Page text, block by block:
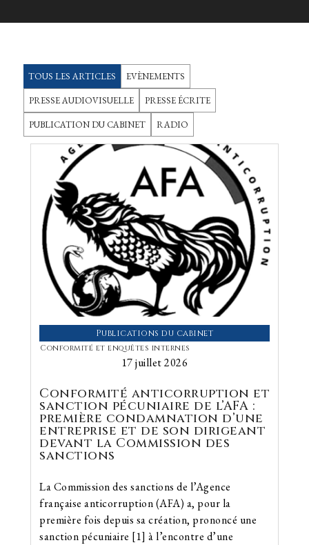
TOUS LES ARTICLES EVÈNEMENTS
PRESSE AUDIOVISUELLE PRESSE ÉCRITE
PUBLICATION DU CABINET RADIO
Publications du cabinet
Conformité et enquêtes internes
17 juillet 2026
Conformité anticorruption et
sanction pécuniaire de l’AFA :
première condamnation d’une
entreprise et de son dirigeant
devant la Commission des
sanctions
La Commission des sanctions de l’Agence
française anticorruption (AFA) a, pour la
première fois depuis sa création, prononcé une
sanction pécuniaire [1] à l’encontre d’une